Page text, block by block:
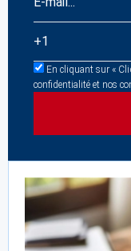
En cliquant sur «
confidentialité et nos